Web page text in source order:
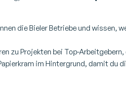
die Bieler Betriebe und wissen,
zu Projekten bei Top-
im Hintergrund, damit du